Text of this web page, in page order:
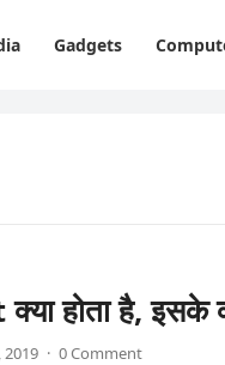
Gadgets
होता है, इसके
2019 · 0 Comment